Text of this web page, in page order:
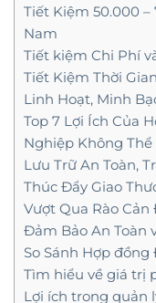
Tiết Kiệm 50.000 –
Nam
Tiết kiệm Chi Phí
Tiết Kiệm Thời
Linh Hoạt, Minh
Top 7 Lợi Ích Của
Nghiệp Không Thể
Lưu Trữ An Toàn,
Thúc Đẩy Giao
Vượt Qua Rào Cản
Đảm Bảo An Toàn
So Sánh Hợp
Tìm hiểu về giá trị
Lợi ích trong quản